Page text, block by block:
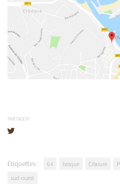
PARTAGER
Étiquettes : 64 basque Ciboure
sud-ouest